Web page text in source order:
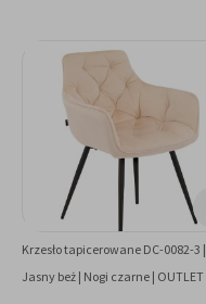
Krzesło tapicerowane DC-0082-3 |
Jasny beż | Nogi czarne | OUTLET